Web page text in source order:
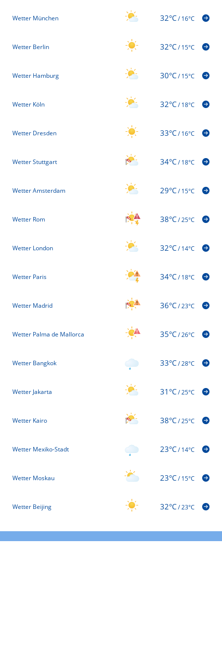
Wetter München 32°C/16°C
Wetter Berlin 32°C/15°C
Wetter Hamburg 30°C/15°C
Wetter Köln 32°C/18°C
Wetter Dresden 33°C/16°C
Wetter Stuttgart 34°C/18°C
Wetter Amsterdam 29°C/15°C
Wetter Rom 38°C/25°C
Wetter London 32°C/14°C
Wetter Paris 34°C/18°C
Wetter Madrid 36°C/23°C
Wetter Palma de Mallorca 35°C/26°C
Wetter Bangkok 33°C/28°C
Wetter Jakarta 31°C/25°C
Wetter Kairo 38°C/25°C
Wetter Mexiko-Stadt 23°C/14°C
Wetter Moskau 23°C/15°C
Wetter Beijing 32°C/23°C